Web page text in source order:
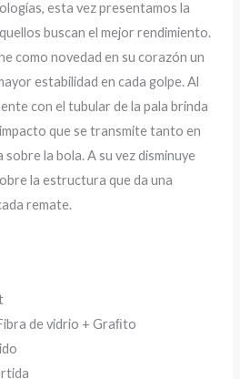
esta vez presentamos la
buscan el mejor rendimiento.
como novedad en su corazón un
estabilidad en cada golpe. Al
con el tubular de la pala brinda
que se transmite tanto en
la bola. A su vez disminuye
la estructura que da una
remate.
de vidrio + Graﬁto